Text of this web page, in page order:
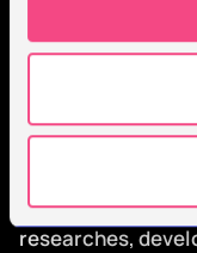
Savonia is an
university of
researches,